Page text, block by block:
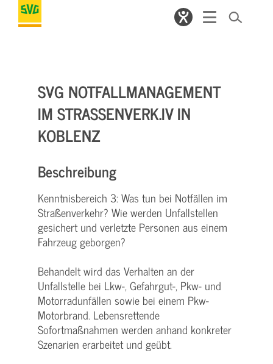
SVG NOTFALLMANAGEMENT
IM STRASSENVERK.IV IN K
OBLENZ
Beschreibung
Kenntnisbereich 3: Was tun bei Notfällen im
Straßenverkehr? Wie werden Unfallstellen
gesichert und verletzte Personen aus einem
Fahrzeug geborgen?
Behandelt wird das Verhalten an der
Unfallstelle bei Lkw-, Gefahrgut-, Pkw- und
Motorradunfällen sowie bei einem Pkw-
Motorbrand. Lebensrettende
Sofortmaßnahmen werden anhand konkreter
Szenarien erarbeitet und geübt.